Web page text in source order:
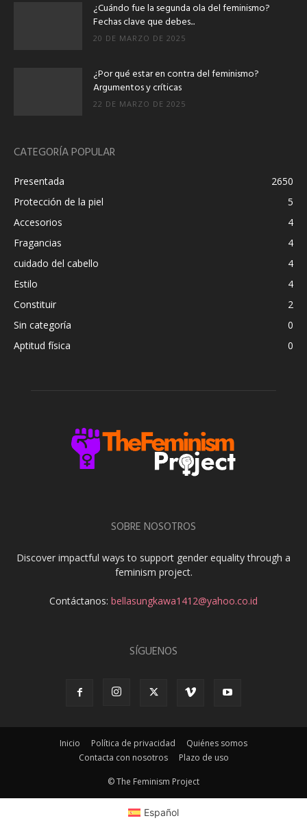
¿Cuándo fue la segunda ola del feminismo?
Fechas clave que debes...
20 DE MARZO DE 2025
¿Por qué estar en contra del feminismo?
Argumentos y críticas
22 DE MARZO DE 2025
CATEGORÍA POPULAR
Presentada
2650
Protección de la piel
5
Accesorios
4
Fragancias
4
cuidado del cabello
4
Estilo
4
Constituir
2
Sin categoría
0
Aptitud física
0
SOBRE NOSOTROS
Discover impactful ways to support gender equality through a
feminism project.
Contáctanos: bellasungkawa1412@yahoo.co.id
SÍGUENOS
Inicio Política de privacidad
Quiénes somos
Contacta con nosotros
Plazo de uso
© The Feminism Project
Español